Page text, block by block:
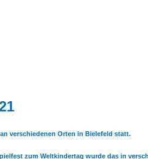
verschiedenen Orten in Bielefeld statt.
zum Weltkindertag wurde das in